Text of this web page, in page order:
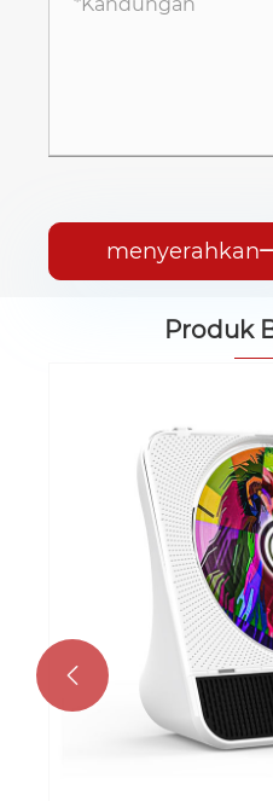
menyerahkan
Produk
Pembawa Pemain
Lihat Lagi >>
